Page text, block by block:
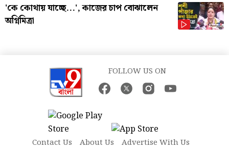
'কে কোথায় যাচ্ছে...', কাজের চাপ বোঝালেন
অগ্নিমিত্রা
FOLLOW US ON
Contact Us About Us Advertise With Us